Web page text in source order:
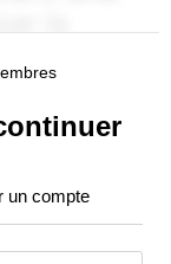
un compte